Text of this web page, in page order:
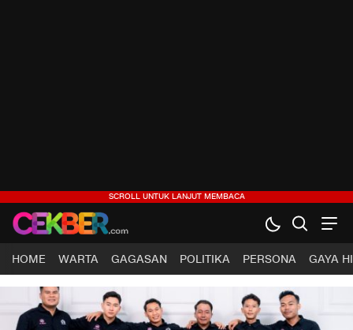
HOME WARTA GAGASAN POLITIKA PERSONA GAYA